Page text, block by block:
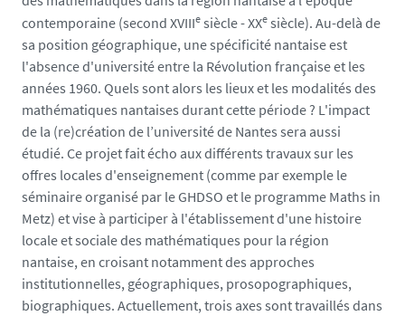
contemporaine (second XVIIIe siècle - XXe siècle). Au-delà de
sa position géographique, une spécificité nantaise est
l'absence d'université entre la Révolution française et les
années 1960. Quels sont alors les lieux et les modalités des
mathématiques nantaises durant cette période ? L'impact
de la (re)création de l’université de Nantes sera aussi
étudié. Ce projet fait écho aux différents travaux sur les
offres locales d'enseignement (comme par exemple le
séminaire organisé par le GHDSO et le programme Maths in
Metz) et vise à participer à l'établissement d'une histoire
locale et sociale des mathématiques pour la région
nantaise, en croisant notamment des approches
institutionnelles, géographiques, prosopographiques,
biographiques. Actuellement, trois axes sont travaillés dans